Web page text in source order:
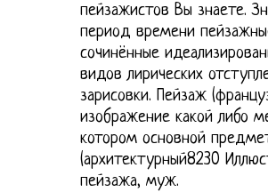
пейзажистов Вы знаете.
период времени
сочинённые
видов лирических
зарисовки. Пейзаж
изображение какой либо
котором основной
(архитектурный8230
пейзажа, муж.